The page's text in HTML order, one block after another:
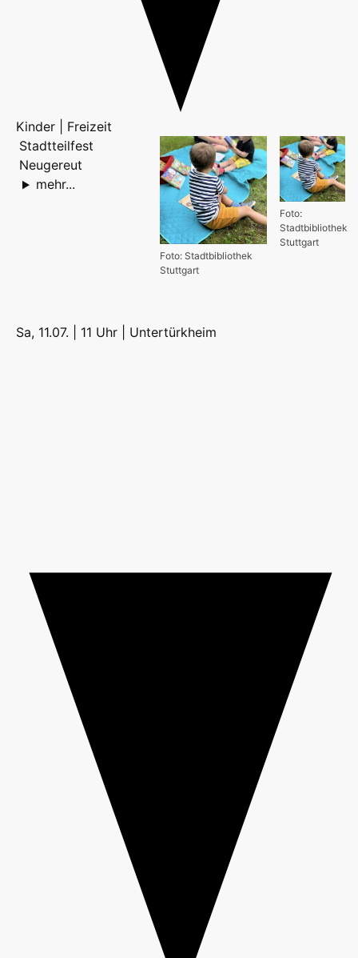
Kinder | Freizeit
Foto:
Stadtbibliothek
Stuttgart
Foto: Stadtbibliothek
Stuttgart
Stadtteilfest
Neugereut
mehr...
Sa, 11.07. | 11 Uhr | Untertürkheim